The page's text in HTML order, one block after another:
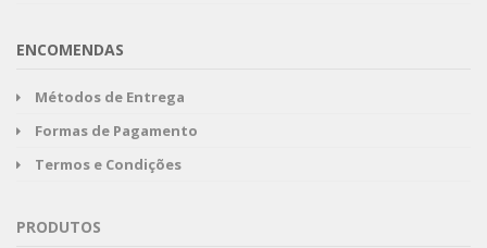
ENCOMENDAS
Métodos de Entrega
Formas de Pagamento
Termos e Condições
PRODUTOS